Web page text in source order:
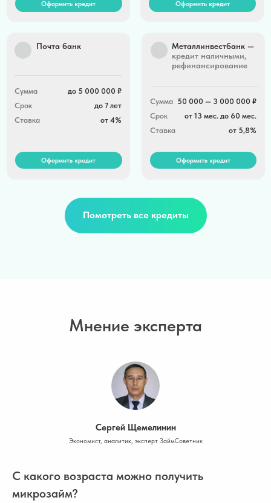
Помотреть все кредиты
Мнение эксперта
Сергей Щемелинин
Экономист, аналитик, эксперт ЗаймСоветник
С какого возраста можно получить
микрозайм?